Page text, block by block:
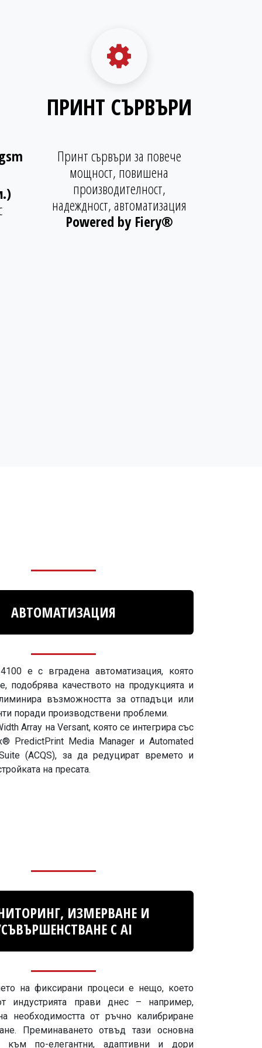
ПРИНТ СЪРВЪРИ
Принт сървъри за повече
мощност, повишена
производителност,
надеждност, автоматизация
Powered by Fiery®
АВТОМАТИЗАЦИЯ
e с вградена автоматизация, която
подобрява качеството на продукцията и
възможността за отпадъци или
поради производствени проблеми.
Array на Versant, която се интегрира със
PredictPrint Media Manager и Automated
(ACQS), за да редуцират времето и
на пресата.
ИЗМЕРВАНЕ И
С AI
на фиксирани процеси е нещо, което
индустрията прави днес – например,
необходимостта от ръчно калибриране
Преминаването отвъд тази основна
към по-елегантни, адаптивни и дори